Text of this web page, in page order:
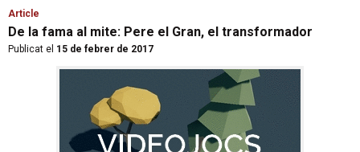
Article
De la fama al mite: Pere el Gran, el transformador
Publicat el 15 de febrer de 2017